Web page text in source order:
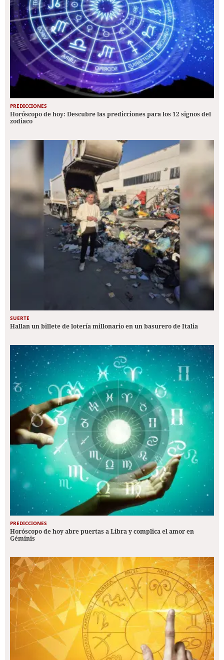
PREDICCIONES
Horóscopo de hoy: Descubre las predicciones para los 12 signos del
zodiaco
SUERTE
Hallan un billete de lotería millonario en un basurero de Italia
PREDICCIONES
Horóscopo de hoy abre puertas a Libra y complica el amor en
Géminis